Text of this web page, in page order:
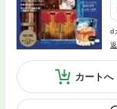
d
カートへ